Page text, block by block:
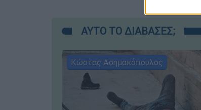
ΑΥΤΟ ΤΟ ΔΙΑΒΑΣΕΣ;
Κώστας Ασημακόπουλος